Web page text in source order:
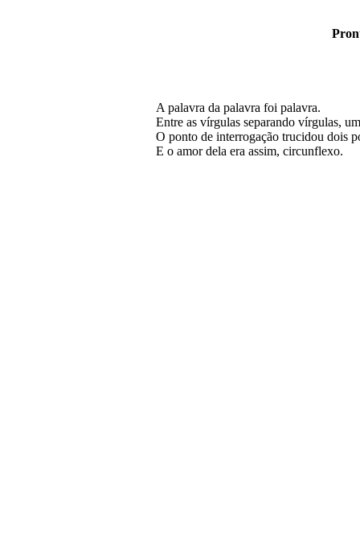
A palavra da palavra foi palavra.
Entre as vírgulas separando vírgulas,
O ponto de interrogação trucidou dois
E o amor dela era assim, circunflexo.